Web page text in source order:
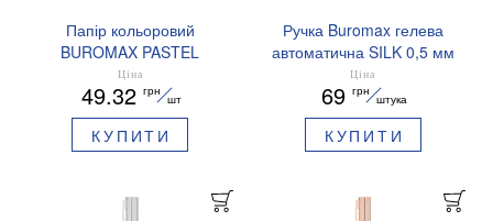
Папір кольоровий
BUROMAX PASTEL
EUROMAX 20 арк А4 80 г/
мс BM.2721220E-08
Ціна
49.32 грн
шт
КУПИТИ
Ручка Buromax гелева
автоматична SILK 0,5 мм
сині чорнила BM.83100
Ціна
69 грн
штука
КУПИТИ